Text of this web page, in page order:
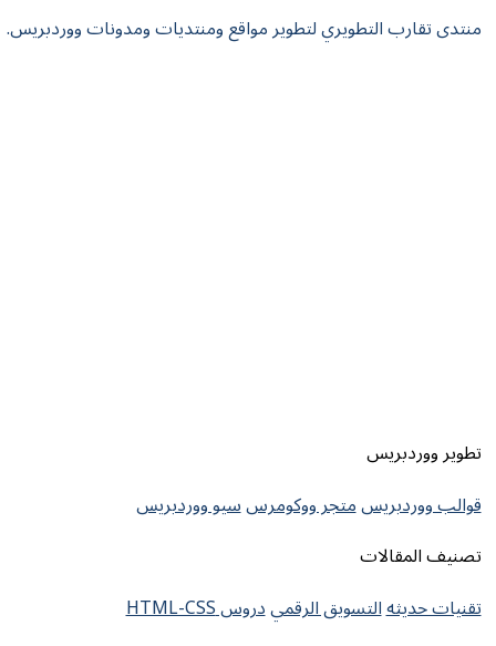
منتدى تقارب التطويري لتطوير مواقع ومنتديات ومدونات ووردبريس.
تطوير ووردبريس
قوالب ووردبريسمتجر ووكومرسسيو ووردبريس
تصنيف المقالات
تقنيات حديثهالتسويق الرقميدروس HTML-CSS